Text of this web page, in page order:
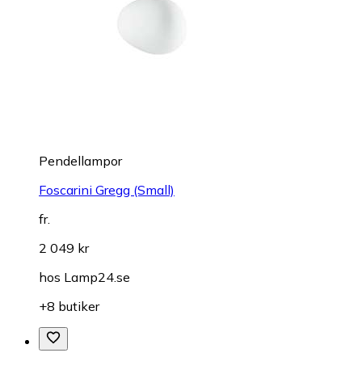
Pendellampor
Foscarini Gregg (Small)
fr.
2 049 kr
hos Lamp24.se
+8 butiker